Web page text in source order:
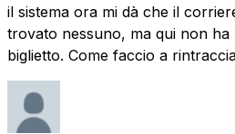
il sistema ora mi dà che il
trovato nessuno, ma qui non ha
biglietto. Come faccio a